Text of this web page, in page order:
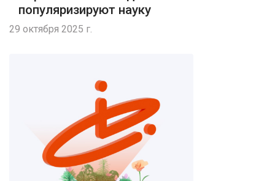
популяризируют науку
29 октября 2025 г.